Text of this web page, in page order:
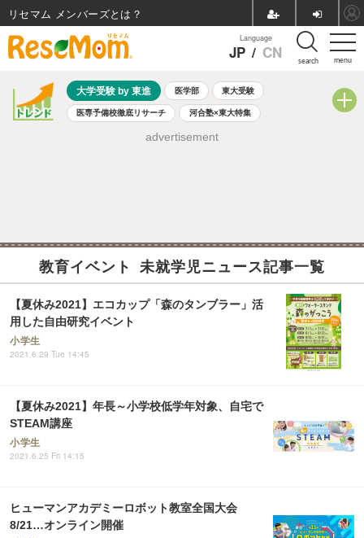
menu
Language
JP / CN search
大学受験 by 東進 医学部 東大受験
医専予備校徹底リサーチ 河合塾×東大特集
高校受験 中学受験
advertisement
教育イベント 未就学児ニュース記事一覧
【夏休み2021】エコカップ「森のタンブラー」活
用した自由研究イベント
小学生
2021.6.29 Tue 14:45
【夏休み2021】年長～小学校低学年対象、自宅で
STEAM講座
小学生
2021.6.25 Fri 14:15
ヒューマンアカデミーロボット教室全国大会
8/21…オンライン開催
リセマム メンバーズ